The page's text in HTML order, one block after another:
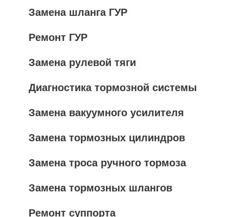
Замена шланга ГУР
Ремонт ГУР
Замена рулевой тяги
Диагностика тормозной системы
Замена вакуумного усилителя
Замена тормозных цилиндров
Замена троса ручного тормоза
Замена тормозных шлангов
Ремонт суппорта